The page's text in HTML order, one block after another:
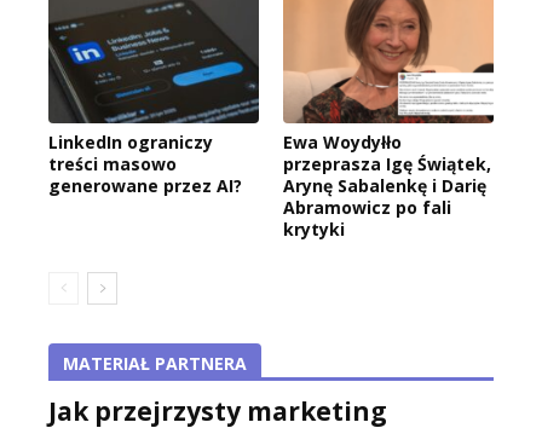
LinkedIn ograniczy
treści masowo
generowane przez AI?
Ewa Woydyłło
przeprasza Igę Świątek,
Arynę Sabalenkę i Darię
Abramowicz po fali
krytyki
MATERIAŁ PARTNERA
Jak przejrzysty marketing